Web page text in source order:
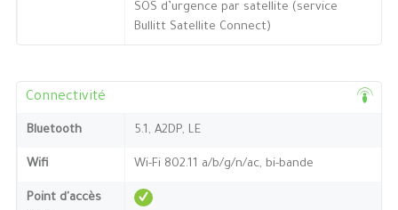
SOS d’urgence par satellite (service
Bullitt Satellite Connect)
Connectivité
Bluetooth 5.1, A2DP, LE
Wifi Wi-Fi 802.11 a/b/g/n/ac, bi-bande
Point d'accès